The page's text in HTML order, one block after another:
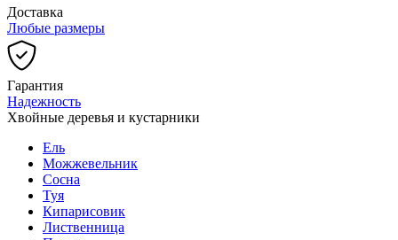
Доставка
Любые размеры
Гарантия
Надежность
Хвойные деревья и кустарники
Ель
Можжевельник
Сосна
Туя
Кипарисовик
Лиственница